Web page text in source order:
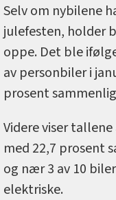
Selv om nybilene
julefesten, holder
oppe. Det ble
av personbiler i
prosent
Videre viser
med 22,7 prosent
og nær 3 av 10
elektriske.